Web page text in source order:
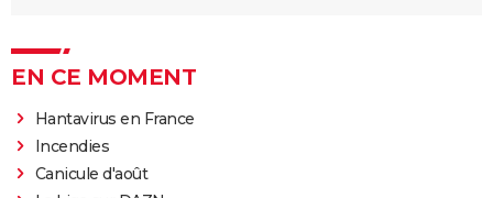
EN CE MOMENT
Hantavirus en France
Incendies
Canicule d'août